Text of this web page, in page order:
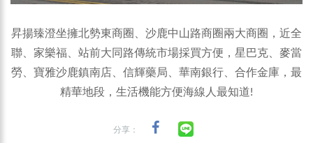
昇揚臻澄坐擁北勢東商圈、沙鹿中山路商圈兩大商圈，近全
聯、家樂福、站前大同路傳統市場採買方便，星巴克、麥當
勞、寶雅沙鹿鎮南店、信輝藥局、華南銀行、合作金庫，最
精華地段，生活機能方便海線人最知道!
分享：